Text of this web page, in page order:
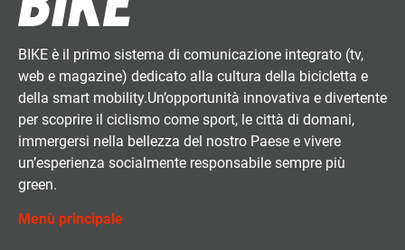
BIKE è il primo sistema di comunicazione integrato (tv,
web e magazine) dedicato alla cultura della bicicletta e
della smart mobility.Un’opportunità innovativa e divertente
per scoprire il ciclismo come sport, le città di domani,
immergersi nella bellezza del nostro Paese e vivere
un’esperienza socialmente responsabile sempre più
green.
Menù principale